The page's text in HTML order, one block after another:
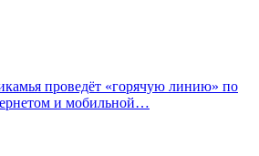
проведёт «горячую линию» по
и мобильной…